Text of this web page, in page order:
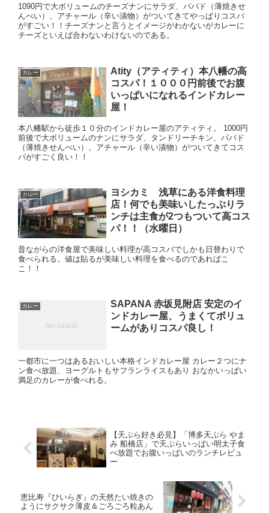
1090円で大ボリュームのチーズナンにサラダ、パパド（薄焼きせ
んべい）、アチャール（辛い漬物）がついてきてやっぱりコスパ
がすごい！！チーズナンと言うとイメージがわかないがカレーに
チーズといえば合わないわけないのである。
カレー
Atity（アティティ）本八幡の高
コスパ！１０００円前後でお腹
いっぱいになれるインドカレー
屋！
本八幡駅から徒歩１０分のインドカレー屋のアティティ。 1000円
前後で大ボリュームのナンにサラダ、タンドリーチキン、パパド
（薄焼きせんべい）、アチャール（辛い漬物）がついてきてコス
パがすごく良い！！
カレー
ヨシカミ 浅草にある洋食料理
店！何でも美味いしたっぷりラ
ンチは主食が2つもついて高コス
パ！！（水曜日）
昔ながらの洋食屋で美味しい料理が高コスパでしかも日替わりで
食べられる。値は貼るが美味しい料理を食べるのであればこ
こ！！
カレー
SAPANA 赤坂見附店 安定のイ
ンドカレー屋、うまくてボリュ
ームがありコスパ良し！
一都市に一つはあるおいしい本格インドカレー屋 カレー２つにナ
ン食べ放題、ヨーグルトもサフランライスもあり おなかいっぱい
満足のカレーが食べれる。
【天ぷら好き必見】「博多天ぷら やま
み 船橋店」で天ぷらいっぱい明太子食
べ放題でお腹いっぱいのランチレビュ
ー
恵比寿『ひいらぎ』の天然たい焼きの
ようにサクサク薄皮＆ごろごろ粒あん